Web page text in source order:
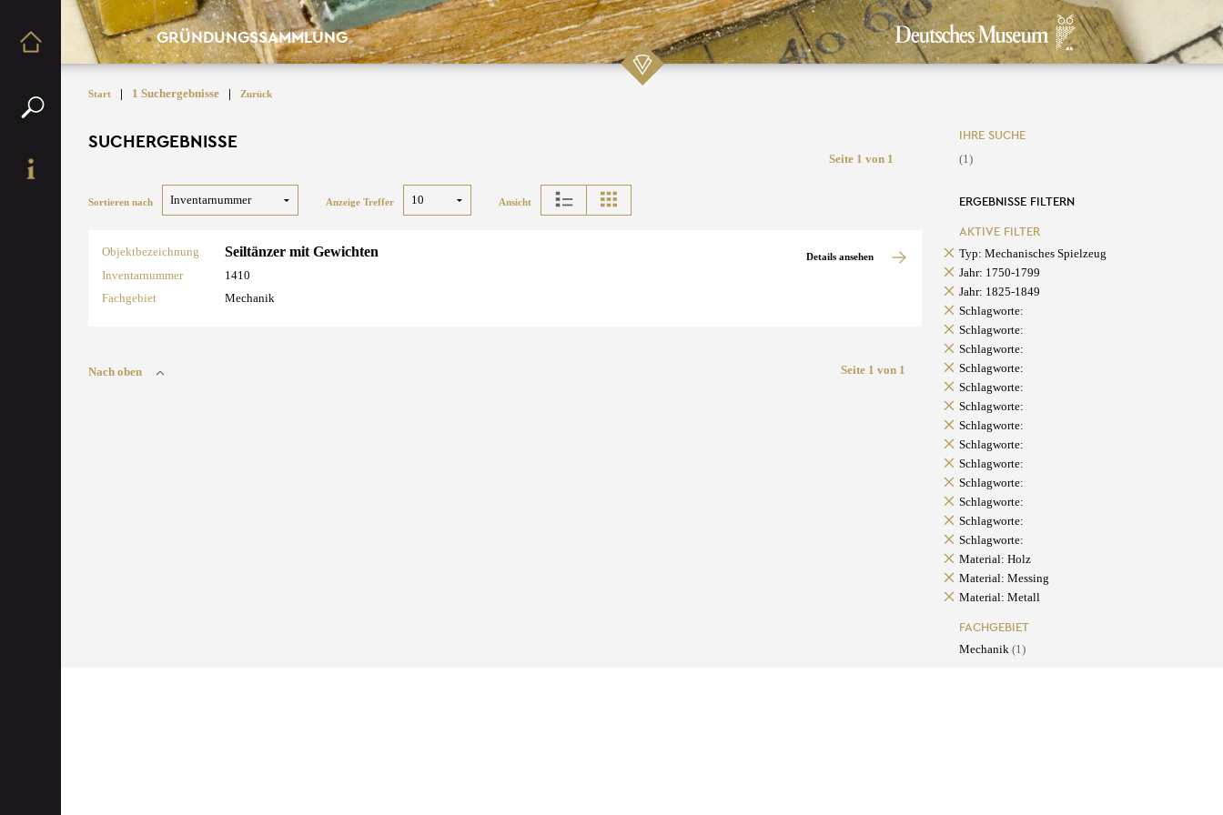
GRÜNDUNGSSAMMLUNG
Start | 1 Suchergebnisse | Zurück
SUCHERGEBNISSE
Seite 1 von 1
Sortieren nach Anzeige Treffer Ansicht
Objektbezeichnung Seiltänzer mit Gewichten
Inventarnummer
1410
Fachgebiet
Mechanik
Details ansehen
Nach oben Seite 1 von 1
IHRE SUCHE
(1)
ERGEBNISSE FILTERN
AKTIVE FILTER
Typ: Mechanisches Spielzeug
Jahr: 1750-1799
Jahr: 1825-1849
Schlagworte:
Schlagworte:
Schlagworte:
Schlagworte:
Schlagworte:
Schlagworte:
Schlagworte:
Schlagworte:
Schlagworte:
Schlagworte:
Schlagworte:
Schlagworte:
Schlagworte:
Material: Holz
Material: Messing
Material: Metall
FACHGEBIET
Mechanik (1)